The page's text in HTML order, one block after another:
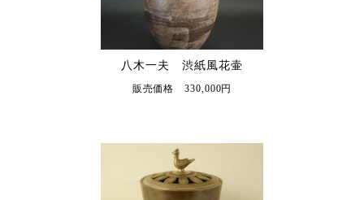
八木一夫 渋紙風花壷
販売価格 330,000円